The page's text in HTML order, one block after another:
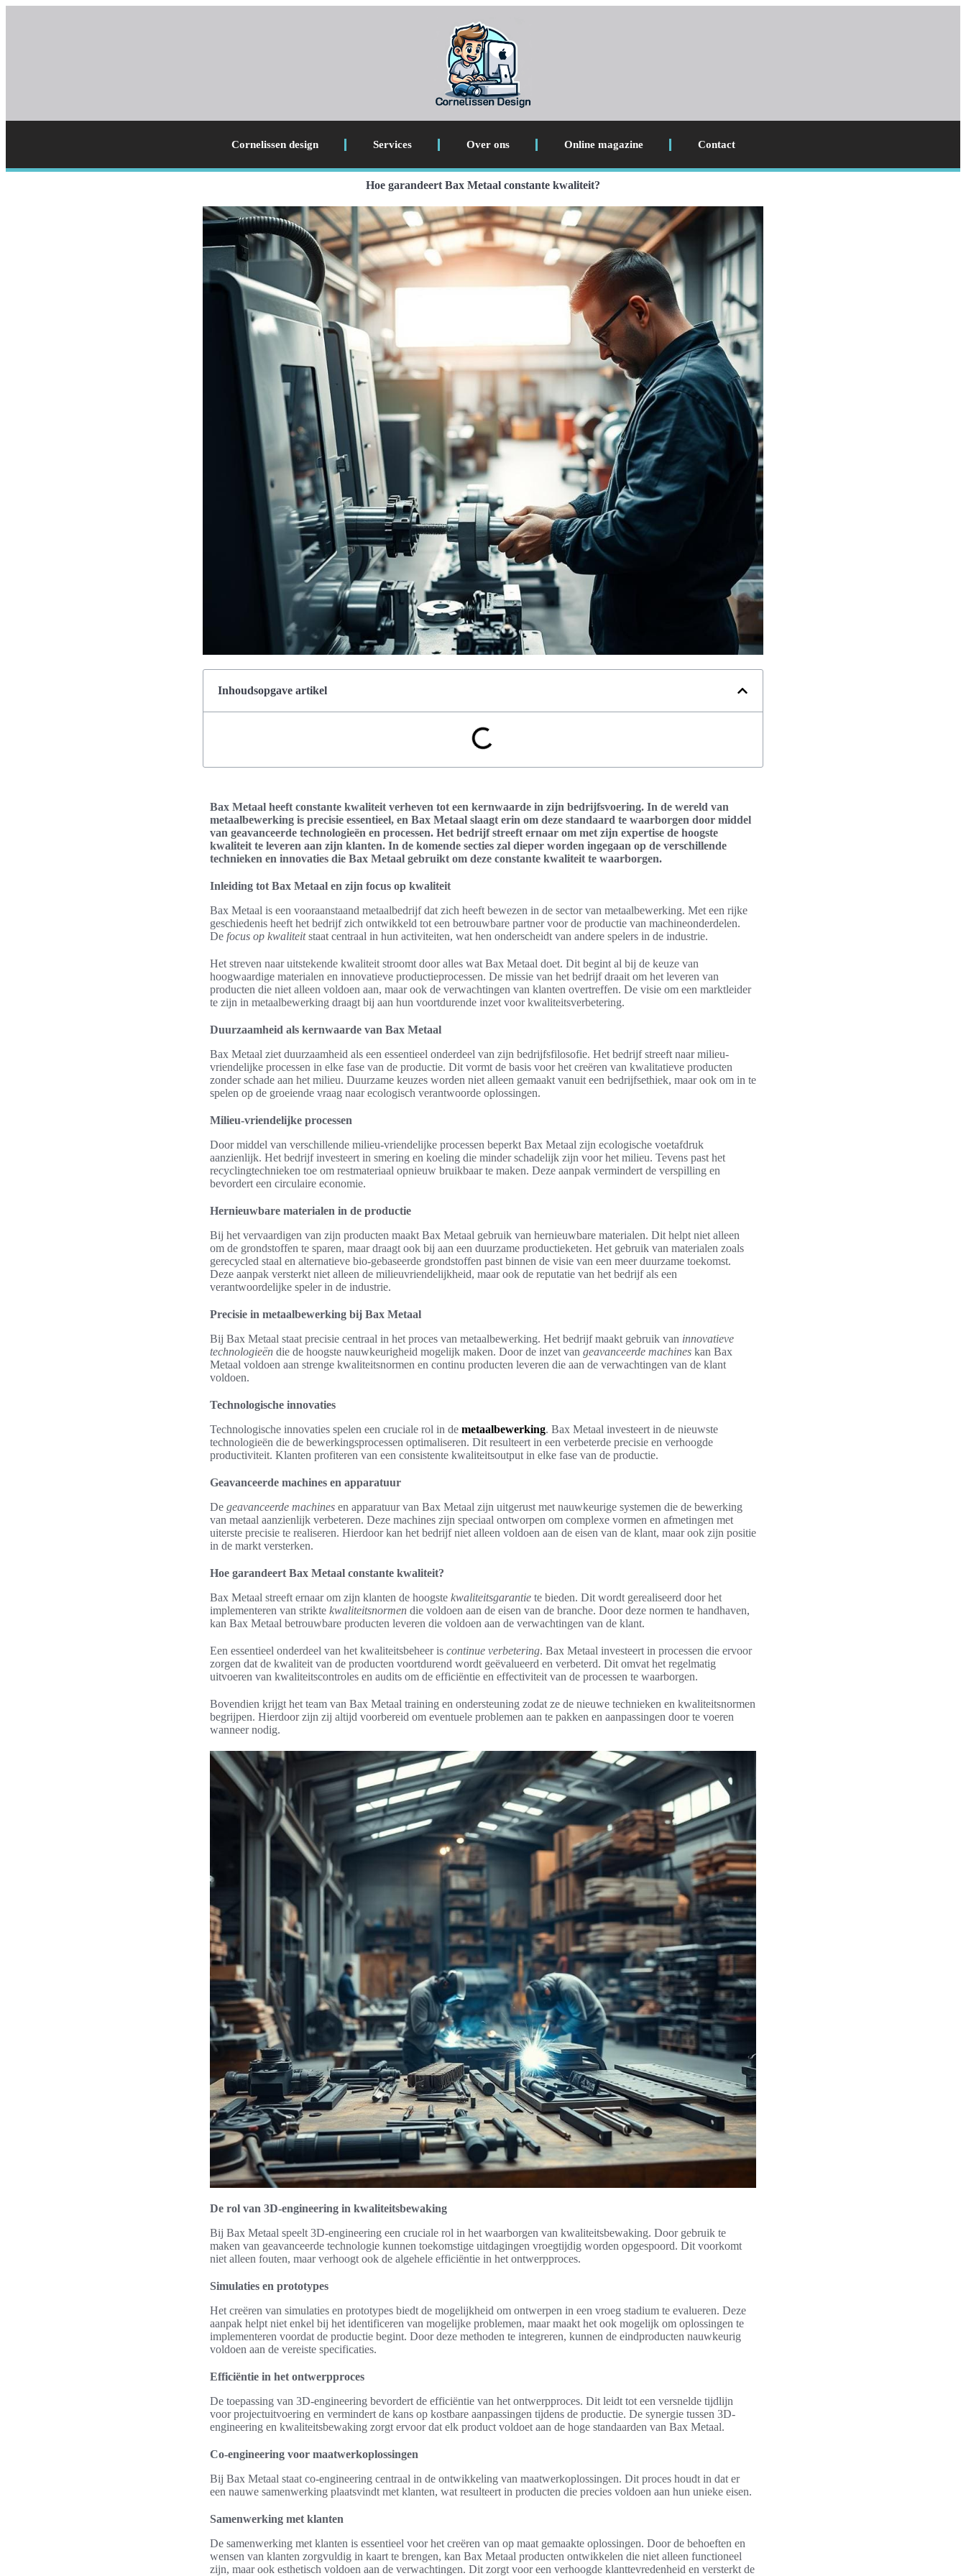
Cornelissen design Services Over ons Online magazine Contact
Hoe garandeert Bax Metaal constante kwaliteit?
Inhoudsopgave artikel
Bax Metaal heeft constante kwaliteit verheven tot een kernwaarde in zijn bedrijfsvoering. In de wereld van
metaalbewerking is precisie essentieel, en Bax Metaal slaagt erin om deze standaard te waarborgen door middel
van geavanceerde technologieën en processen. Het bedrijf streeft ernaar om met zijn expertise de hoogste
kwaliteit te leveren aan zijn klanten. In de komende secties zal dieper worden ingegaan op de verschillende
technieken en innovaties die Bax Metaal gebruikt om deze constante kwaliteit te waarborgen.
Inleiding tot Bax Metaal en zijn focus op kwaliteit
Bax Metaal is een vooraanstaand metaalbedrijf dat zich heeft bewezen in de sector van metaalbewerking. Met een rijke
geschiedenis heeft het bedrijf zich ontwikkeld tot een betrouwbare partner voor de productie van machineonderdelen.
De focus op kwaliteitstaat centraal in hun activiteiten, wat hen onderscheidt van andere spelers in de industrie.
Het streven naar uitstekende kwaliteit stroomt door alles wat Bax Metaal doet. Dit begint al bij de keuze van
hoogwaardige materialen en innovatieve productieprocessen. De missie van het bedrijf draait om het leveren van
producten die niet alleen voldoen aan, maar ook de verwachtingen van klanten overtreffen. De visie om een marktleider
te zijn in metaalbewerking draagt bij aan hun voortdurende inzet voor kwaliteitsverbetering.
Duurzaamheid als kernwaarde van Bax Metaal
Bax Metaal ziet duurzaamheid als een essentieel onderdeel van zijn bedrijfsfilosofie. Het bedrijf streeft naar milieu-
vriendelijke processen in elke fase van de productie. Dit vormt de basis voor het creëren van kwalitatieve producten
zonder schade aan het milieu. Duurzame keuzes worden niet alleen gemaakt vanuit een bedrijfsethiek, maar ook om in te
spelen op de groeiende vraag naar ecologisch verantwoorde oplossingen.
Milieu-vriendelijke processen
Door middel van verschillende milieu-vriendelijke processen beperkt Bax Metaal zijn ecologische voetafdruk
aanzienlijk. Het bedrijf investeert in smering en koeling die minder schadelijk zijn voor het milieu. Tevens past het
recyclingtechnieken toe om restmateriaal opnieuw bruikbaar te maken. Deze aanpak vermindert de verspilling en
bevordert een circulaire economie.
Hernieuwbare materialen in de productie
Bij het vervaardigen van zijn producten maakt Bax Metaal gebruik van hernieuwbare materialen. Dit helpt niet alleen
om de grondstoffen te sparen, maar draagt ook bij aan een duurzame productieketen. Het gebruik van materialen zoals
gerecycled staal en alternatieve bio-gebaseerde grondstoffen past binnen de visie van een meer duurzame toekomst.
Deze aanpak versterkt niet alleen de milieuvriendelijkheid, maar ook de reputatie van het bedrijf als een
verantwoordelijke speler in de industrie.
Precisie in metaalbewerking bij Bax Metaal
Bij Bax Metaal staat precisie centraal in het proces van metaalbewerking. Het bedrijf maakt gebruik van innovatieve
technologieën die de hoogste nauwkeurigheid mogelijk maken. Door de inzet van geavanceerde machines kan Bax
Metaal voldoen aan strenge kwaliteitsnormen en continu producten leveren die aan de verwachtingen van de klant
voldoen.
Technologische innovaties
Technologische innovaties spelen een cruciale rol in de metaalbewerking. Bax Metaal investeert in de nieuwste
technologieën die de bewerkingsprocessen optimaliseren. Dit resulteert in een verbeterde precisie en verhoogde
productiviteit. Klanten profiteren van een consistente kwaliteitsoutput in elke fase van de productie.
Geavanceerde machines en apparatuur
De geavanceerde machines en apparatuur van Bax Metaal zijn uitgerust met nauwkeurige systemen die de bewerking
van metaal aanzienlijk verbeteren. Deze machines zijn speciaal ontworpen om complexe vormen en afmetingen met
uiterste precisie te realiseren. Hierdoor kan het bedrijf niet alleen voldoen aan de eisen van de klant, maar ook zijn positie
in de markt versterken.
Hoe garandeert Bax Metaal constante kwaliteit?
Bax Metaal streeft ernaar om zijn klanten de hoogste kwaliteitsgarantie te bieden. Dit wordt gerealiseerd door het
implementeren van strikte kwaliteitsnormen die voldoen aan de eisen van de branche. Door deze normen te handhaven,
kan Bax Metaal betrouwbare producten leveren die voldoen aan de verwachtingen van de klant.
Een essentieel onderdeel van het kwaliteitsbeheer is continue verbetering. Bax Metaal investeert in processen die ervoor
zorgen dat de kwaliteit van de producten voortdurend wordt geëvalueerd en verbeterd. Dit omvat het regelmatig
uitvoeren van kwaliteitscontroles en audits om de efficiëntie en effectiviteit van de processen te waarborgen.
Bovendien krijgt het team van Bax Metaal training en ondersteuning zodat ze de nieuwe technieken en kwaliteitsnormen
begrijpen. Hierdoor zijn zij altijd voorbereid om eventuele problemen aan te pakken en aanpassingen door te voeren
wanneer nodig.
De rol van 3D-engineering in kwaliteitsbewaking
Bij Bax Metaal speelt 3D-engineering een cruciale rol in het waarborgen van kwaliteitsbewaking. Door gebruik te
maken van geavanceerde technologie kunnen toekomstige uitdagingen vroegtijdig worden opgespoord. Dit voorkomt
niet alleen fouten, maar verhoogt ook de algehele efficiëntie in het ontwerpproces.
Simulaties en prototypes
Het creëren van simulaties en prototypes biedt de mogelijkheid om ontwerpen in een vroeg stadium te evalueren. Deze
aanpak helpt niet enkel bij het identificeren van mogelijke problemen, maar maakt het ook mogelijk om oplossingen te
implementeren voordat de productie begint. Door deze methoden te integreren, kunnen de eindproducten nauwkeurig
voldoen aan de vereiste specificaties.
Efficiëntie in het ontwerpproces
De toepassing van 3D-engineering bevordert de efficiëntie van het ontwerpproces. Dit leidt tot een versnelde tijdlijn
voor projectuitvoering en vermindert de kans op kostbare aanpassingen tijdens de productie. De synergie tussen 3D-
engineering en kwaliteitsbewaking zorgt ervoor dat elk product voldoet aan de hoge standaarden van Bax Metaal.
Co-engineering voor maatwerkoplossingen
Bij Bax Metaal staat co-engineering centraal in de ontwikkeling van maatwerkoplossingen. Dit proces houdt in dat er
een nauwe samenwerking plaatsvindt met klanten, wat resulteert in producten die precies voldoen aan hun unieke eisen.
Samenwerking met klanten
De samenwerking met klanten is essentieel voor het creëren van op maat gemaakte oplossingen. Door de behoeften en
wensen van klanten zorgvuldig in kaart te brengen, kan Bax Metaal producten ontwikkelen die niet alleen functioneel
zijn, maar ook esthetisch voldoen aan de verwachtingen. Dit zorgt voor een verhoogde klanttevredenheid en versterkt de